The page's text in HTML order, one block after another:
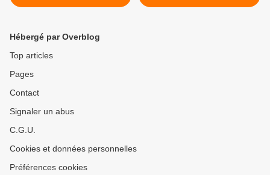
Hébergé par Overblog
Top articles
Pages
Contact
Signaler un abus
C.G.U.
Cookies et données personnelles
Préférences cookies